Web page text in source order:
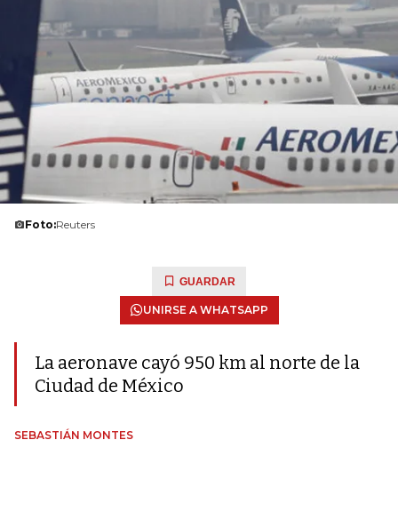
Foto:Reuters
GUARDAR
UNIRSE A WHATSAPP
La aeronave cayó 950 km al norte de la
Ciudad de México
SEBASTIÁN MONTES